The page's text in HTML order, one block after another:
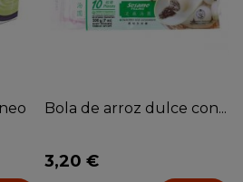
Bola de arroz dulce con...
3,20 €